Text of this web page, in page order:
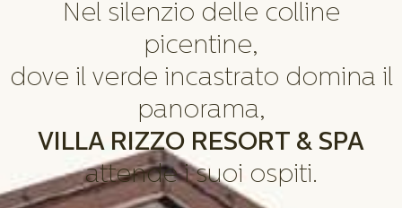
Nel silenzio delle colline
picentine,
dove il verde incastrato domina il
panorama,
VILLA RIZZO RESORT & SPA
attende i suoi ospiti.